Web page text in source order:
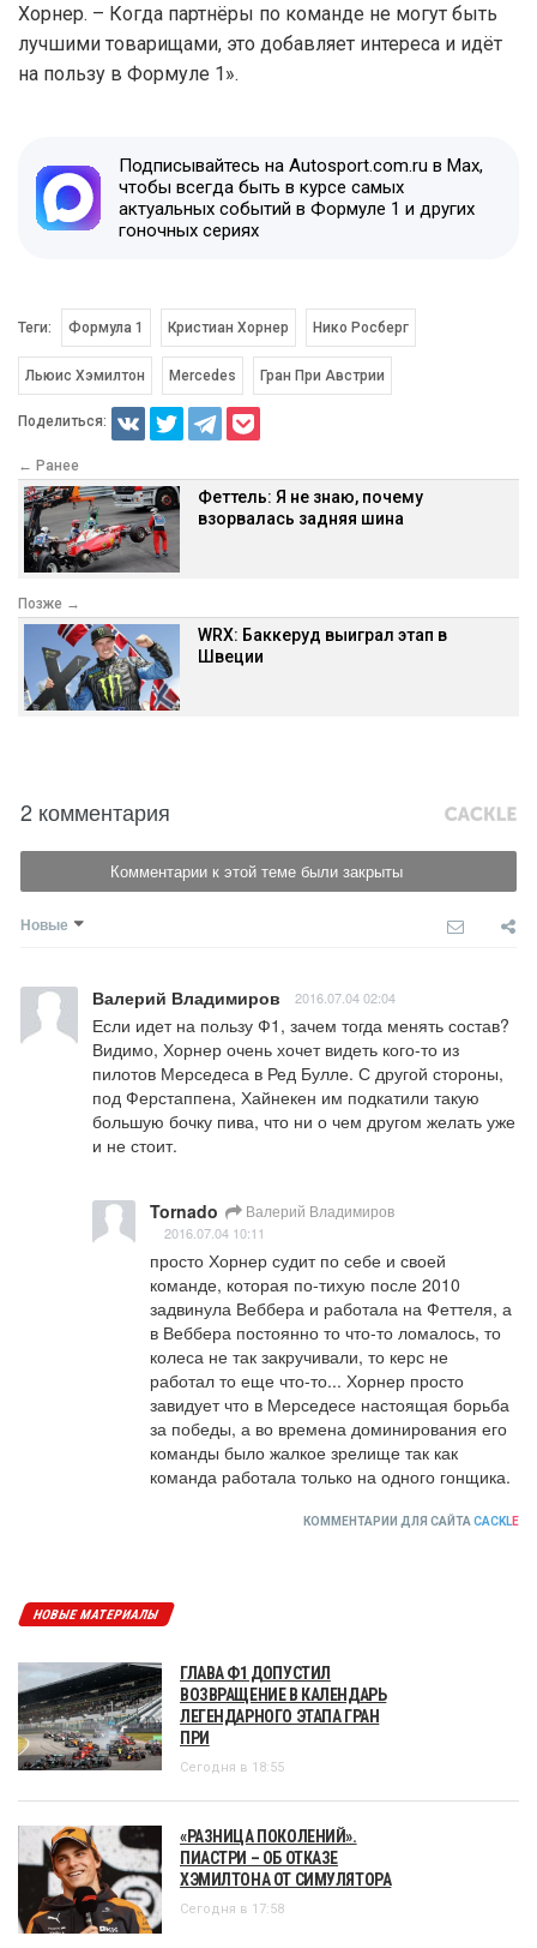
Хорнер. – Когда партнёры по команде не могут быть
лучшими товарищами, это добавляет интереса и идёт
на пользу в Формуле 1».
Подписывайтесь на Autosport.com.ru в Max,
чтобы всегда быть в курсе самых
актуальных событий в Формуле 1 и других
гоночных сериях
Теги: Формула 1 Кристиан Хорнер Нико Росберг
Льюис Хэмилтон Mercedes Гран При Австрии
Поделиться:
← Ранее
Феттель: Я не знаю, почему
взорвалась задняя шина
Позже →
WRX: Баккеруд выиграл этап в
Швеции
2 комментария
Комментарии к этой теме были закрыты
Новые
Валерий Владимиров 2016.07.04 02:04
Если идет на пользу Ф1, зачем тогда менять состав?
Видимо, Хорнер очень хочет видеть кого-то из
пилотов Мерседеса в Ред Булле. С другой стороны,
под Ферстаппена, Хайнекен им подкатили такую
большую бочку пива, что ни о чем другом желать уже
и не стоит.
Tornado Валерий Владимиров
2016.07.04 10:11
просто Хорнер судит по себе и своей
команде, которая по-тихую после 2010
задвинула Веббера и работала на Феттеля, а
в Веббера постоянно то что-то ломалось, то
колеса не так закручивали, то керс не
работал то еще что-то... Хорнер просто
завидует что в Мерседесе настоящая борьба
за победы, а во времена доминирования его
команды было жалкое зрелище так как
команда работала только на одного гонщика.
КОММЕНТАРИИ ДЛЯ САЙТА CACKLE
НОВЫЕ МАТЕРИАЛЫ
ГЛАВА Ф1 ДОПУСТИЛ
ВОЗВРАЩЕНИЕ В КАЛЕНДАРЬ
ЛЕГЕНДАРНОГО ЭТАПА ГРАН
ПРИ
Сегодня в 18:55
«РАЗНИЦА ПОКОЛЕНИЙ».
ПИАСТРИ – ОБ ОТКАЗЕ
ХЭМИЛТОНА ОТ СИМУЛЯТОРА
Сегодня в 17:58